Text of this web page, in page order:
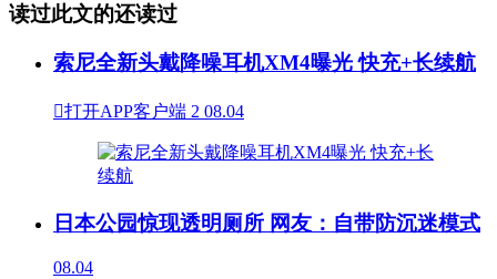
读过此文的还读过
索尼全新头戴降噪耳机XM4曝光 快充+长续航
打开APP客户端 2 08.04
日本公园惊现透明厕所 网友：自带防沉迷模式
08.04